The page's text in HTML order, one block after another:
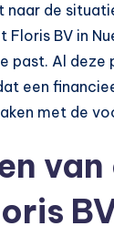
naar de
Floris BV in
past. Al deze
een
met de